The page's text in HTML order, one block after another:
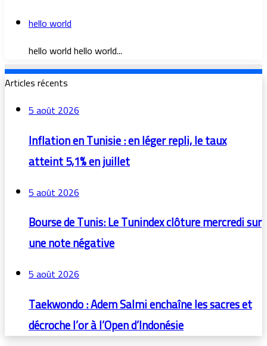
hello world
hello world hello world...
Articles récents
5 août 2026
Inflation en Tunisie : en léger repli, le taux
atteint 5,1% en juillet
5 août 2026
Bourse de Tunis: Le Tunindex clôture mercredi sur
une note négative
5 août 2026
Taekwondo : Adem Salmi enchaîne les sacres et
décroche l’or à l’Open d’Indonésie